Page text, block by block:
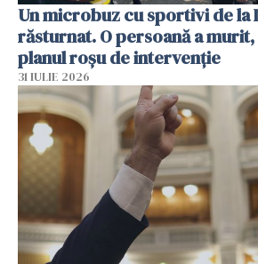
Un microbuz cu sportivi de la
răsturnat. O persoană a
planul roșu de intervenție
31 IULIE 2026